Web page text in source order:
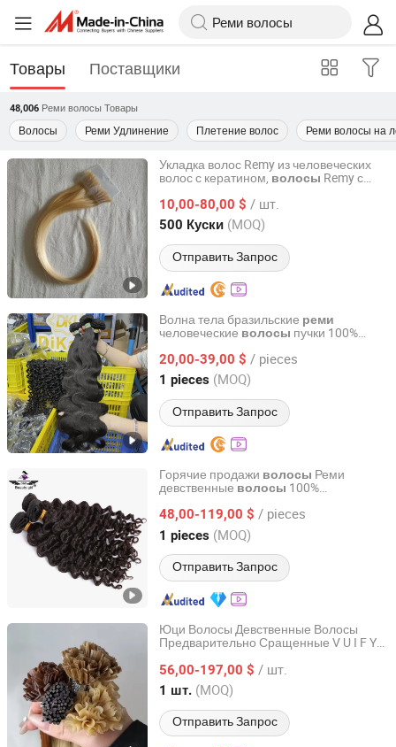
Товары Поставщики
48,006 Реми волосы Товары
Волосы Реми Удлинение Плетение волос Реми волосы на
Укладка волос Remy из человеческих
волос с кератином, волосы Remy с
10,00-80,00 $ / шт.
500 Куски (MOQ)
Отправить Запрос
Qingdao Nicety Co., Ltd.
Shandong, China с 2016
Волна тела бразильские реми
человеческие волосы пучки 100%
20,00-39,00 $ / pieces
1 pieces (MOQ)
Отправить Запрос
Guangzhou Dikalu Trading Co., Ltd.
Guangdong, China с 2024
Горячие продажи волосы Реми
девственные волосы 100%
пучки
48,00-119,00 $ / pieces
1 pieces (MOQ)
Отправить Запрос
Guangzhou Golden Hair Co., Ltd
Guangdong, China с 2025
Юци Волосы Девственные Волосы
Предварительно Сращенные V U I F Y
Кератиновые Волосы Европейские
Русские Человеческие Волосы У Концы
Волос
56,00-197,00 $ / шт.
1 шт. (MOQ)
Отправить Запрос
Juancheng Youzi Hair Products Co., LTD
Shandong, China с 2024